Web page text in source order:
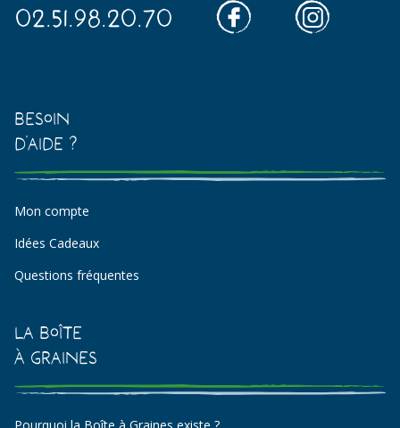
02.51.98.20.70
Besoin
d'aide ?
Mon compte
Idées Cadeaux
Questions fréquentes
La Boîte
à Graines